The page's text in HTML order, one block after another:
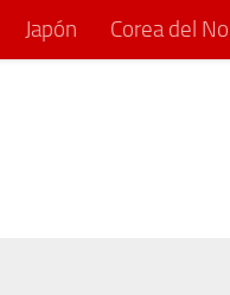
Japón Corea del